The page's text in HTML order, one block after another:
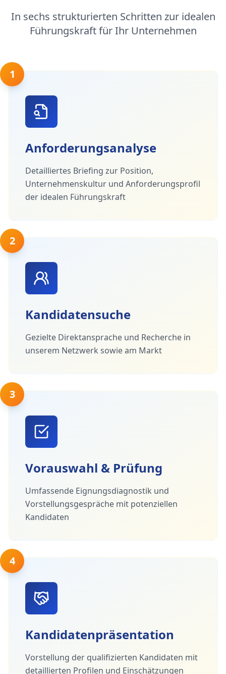
In sechs strukturierten Schritten zur idealen
Führungskraft für Ihr Unternehmen
1
Anforderungsanalyse
Detailliertes Briefing zur Position,
Unternehmenskultur und Anforderungsprofil
der idealen Führungskraft
2
Kandidatensuche
Gezielte Direktansprache und Recherche in
unserem Netzwerk sowie am Markt
3
Vorauswahl & Prüfung
Umfassende Eignungsdiagnostik und
Vorstellungsgespräche mit potenziellen
Kandidaten
4
Kandidatenpräsentation
Vorstellung der qualifizierten Kandidaten mit
detaillierten Profilen und Einschätzungen